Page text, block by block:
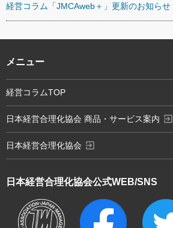
経営コラム「JMCAweb＋」更新のお知らせ
日本経営合理化協会公式WEB/SNS
メニュー
経営コラムTOP
日本経営合理化協会 商品・サービス案内 exit_to_app
日本経営合理化協会 exit_to_app